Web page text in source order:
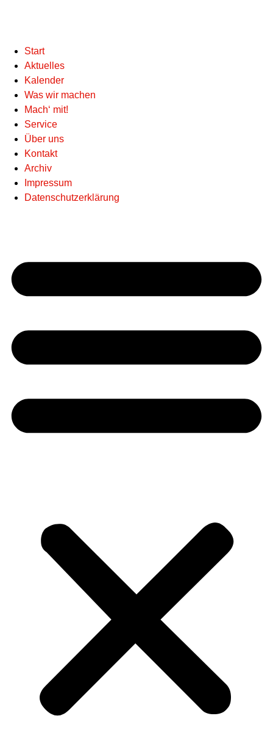
Start
Aktuelles
Kalender
Was wir machen
Mach‘ mit!
Service
Über uns
Kontakt
Archiv
Impressum
Datenschutzerklärung